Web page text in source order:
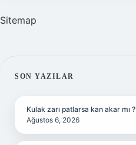
Sitemap
SIDEBAR
SON YAZILAR
Kulak zarı patlarsa kan akar mı ?
Ağustos 6, 2026